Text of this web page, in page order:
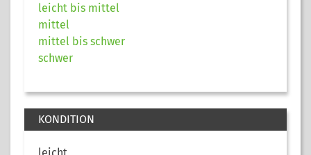
leicht bis mittel
mittel
mittel bis schwer
schwer
KONDITION
leicht